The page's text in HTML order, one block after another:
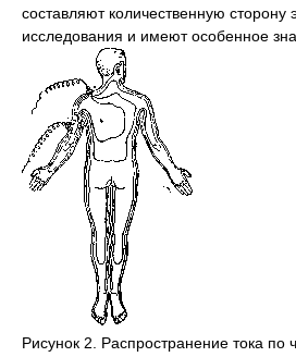
составляют количественную сторону
исследования и имеют особенное
Рисунок 2. Распространение тока по